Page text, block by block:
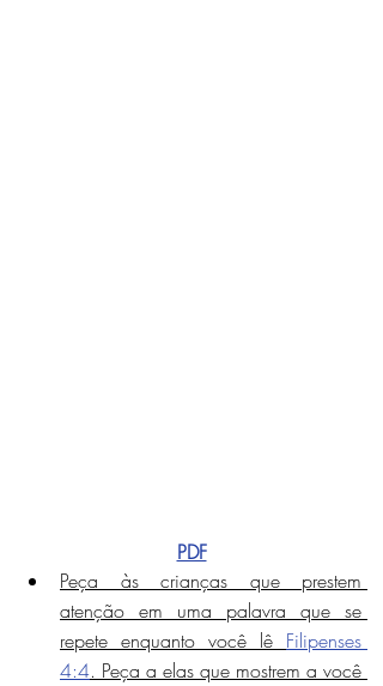
PDF
Peça às crianças que prestem
atenção em uma palavra que se
repete enquanto você lê Filipenses
4:4. Peça a elas que mostrem a você